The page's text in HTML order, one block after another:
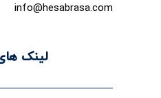
info@hesabrasa.com
لینک